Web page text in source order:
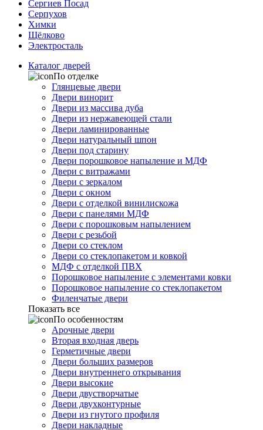
Сергиев Посад
Серпухов
Химки
Щёлково
Электросталь
Каталог дверей
По отделке
Глянцевые двери
Двери винорит
Двери из массива дуба
Двери из нержавеющей стали
Двери ламинированные
Двери натуральный шпон
Двери под старину
Двери порошковое напыление и МДФ
Двери с витражами
Двери с зеркалом
Двери с окном
Двери с отделкой винилискожа
Двери с панелями МДФ
Двери с порошковым напылением
Двери с резьбой
Двери со стеклом
Двери со стеклопакетом и ковкой
МДФ с отделкой ПВХ
Порошковое напыление с элементами ковки
Порошковое напыление со стеклопакетом
Филенчатые двери
Показать все
По особенностям
Арочные двери
Вторая входная дверь
Герметичные двери
Двери больших размеров
Двери внутреннего открывания
Двери высокие
Двери двустворчатые
Двери двухконтурные
Двери из гнутого профиля
Двери накладные